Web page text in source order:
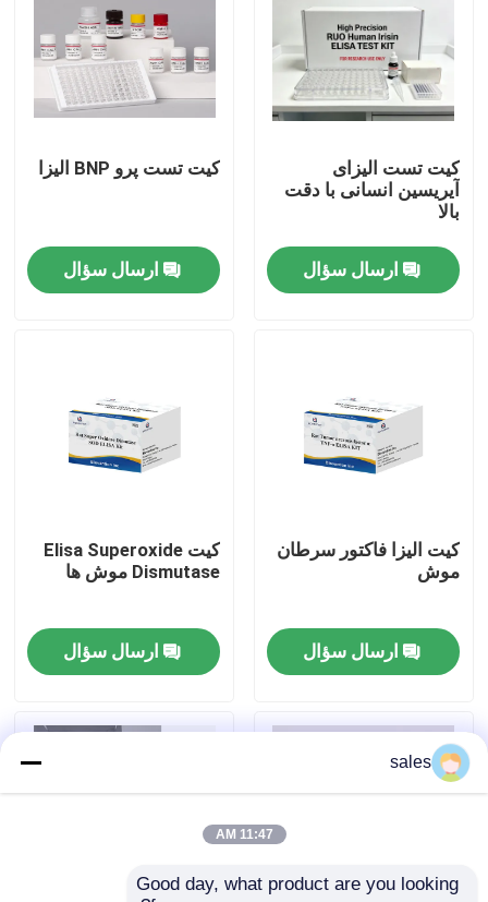
خانه
درباره ما
تور کارخانه
کنترل کیفیت
پرونده ها
کیت تست الیزا
کیت تست الیزای
آیریسین انسانی با دقت
بالا
ارسال سؤال
کیت تست پرو BNP الیزا
ارسال سؤال
کيت اليزا فاکتور سرطان
موش
ارسال سؤال
کیت Elisa Superoxide
Dismutase موش ها
ارسال سؤال
sales
11:47 AM
Good day, what product are you looking